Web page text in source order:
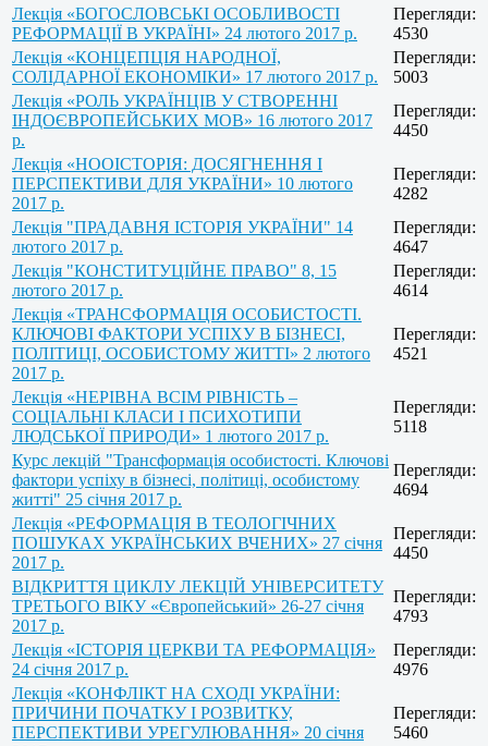
Лекція «БОГОСЛОВСЬКІ ОСОБЛИВОСТІ
РЕФОРМАЦІЇ В УКРАЇНІ» 24 лютого 2017 р.
Перегляди:
4530
Лекція «КОНЦЕПЦІЯ НАРОДНОЇ,
СОЛІДАРНОЇ ЕКОНОМІКИ» 17 лютого 2017 р.
Перегляди:
5003
Лекція «РОЛЬ УКРАЇНЦІВ У СТВОРЕННІ
ІНДОЄВРОПЕЙСЬКИХ МОВ» 16 лютого 2017
р.
Перегляди:
4450
Лекція «НООІСТОРІЯ: ДОСЯГНЕННЯ І
ПЕРСПЕКТИВИ ДЛЯ УКРАЇНИ» 10 лютого
2017 р.
Перегляди:
4282
Лекція "ПРАДАВНЯ ІСТОРІЯ УКРАЇНИ" 14
лютого 2017 р.
Перегляди:
4647
Лекція "КОНСТИТУЦІЙНЕ ПРАВО" 8, 15
лютого 2017 р.
Перегляди:
4614
Лекція «ТРАНСФОРМАЦІЯ ОСОБИСТОСТІ.
КЛЮЧОВІ ФАКТОРИ УСПІХУ В БІЗНЕСІ,
ПОЛІТИЦІ, ОСОБИСТОМУ ЖИТТІ» 2 лютого
2017 р.
Перегляди:
4521
Лекція «НЕРІВНА ВСІМ РІВНІСТЬ –
СОЦІАЛЬНІ КЛАСИ І ПСИХОТИПИ
ЛЮДСЬКОЇ ПРИРОДИ» 1 лютого 2017 р.
Перегляди:
5118
Курс лекцій "Трансформація особистості. Ключові
фактори успіху в бізнесі, політиці, особистому
житті" 25 січня 2017 р.
Перегляди:
4694
Лекція «РЕФОРМАЦІЯ В ТЕОЛОГІЧНИХ
ПОШУКАХ УКРАЇНСЬКИХ ВЧЕНИХ» 27 січня
2017 р.
Перегляди:
4450
ВІДКРИТТЯ ЦИКЛУ ЛЕКЦІЙ УНІВЕРСИТЕТУ
ТРЕТЬОГО ВІКУ «Європейський» 26-27 січня
2017 р.
Перегляди:
4793
Лекція «ІСТОРІЯ ЦЕРКВИ ТА РЕФОРМАЦІЯ»
24 січня 2017 р.
Перегляди:
4976
Лекція «КОНФЛІКТ НА СХОДІ УКРАЇНИ:
ПРИЧИНИ ПОЧАТКУ І РОЗВИТКУ,
ПЕРСПЕКТИВИ УРЕГУЛЮВАННЯ» 20 січня
Перегляди:
5460